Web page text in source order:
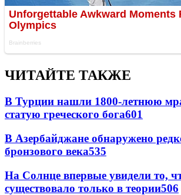
ЧИТАЙТЕ ТАКЖЕ
В Турции нашли 1800-летнюю
статую греческого бога601
В Азербайджане обнаружено
бронзового века535
На Солнце впервые увидели то,
существовало только в теории506